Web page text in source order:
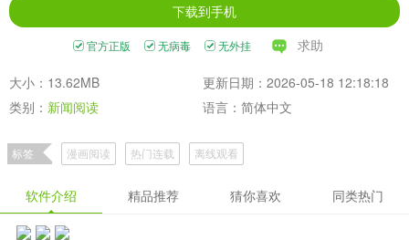
下载到手机
官方正版 无病毒 无外挂 求助
大小：13.62MB
更新日期：2026-05-18 12:18:18
类别： 新闻阅读 语言：简体中文
标签 漫画阅读 热门连载 离线观看
软件介绍 精品推荐 猜你喜欢 同类热门